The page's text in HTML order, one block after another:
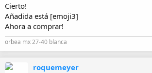
Cierto!
Añadida está [emoji3]
Ahora a comprar!
orbea mx 27-40 blanca
roquemeyer